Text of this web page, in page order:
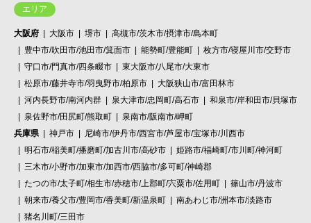
エリア
大阪府 大阪市 堺市
高槻市/茨木市/摂津市/島本町
豊中市/吹田市/池田市/箕面市
能勢町/豊能町
枚方市/寝屋川市/交野市
守口市/門真市/四条畷市
東大阪市/八尾市/大東市
松原市/藤井寺市/羽曳野市/柏原市
大阪狭山市/富田林市
河内長野市/南河内群
泉大津市/忠岡町/高石市
和泉市/岸和田市/貝塚市
泉佐野市/田尻町/熊取町
泉南市/阪南市/岬町
兵庫県
神戸市
尼崎市/伊丹市/西宮市/芦屋市/宝塚市/川西市
明石市/稲美町/播磨町/加古川市/高砂市
姫路市/福崎町/市川町/神河町
三木市/小野市/加東市/加西市/西脇市/多可町/神崎郡
たつの市/太子町/相生市/赤穂市/上郡町/宍粟市/佐用町
篠山市/丹波市
朝来市/養父市/豊岡市/香美町/新温泉町
南あわじ市/洲本市/淡路市
猪名川町/三田市